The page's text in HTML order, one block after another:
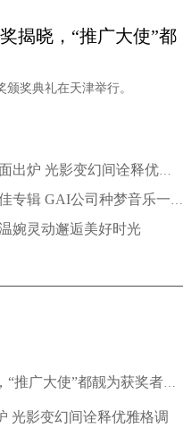
揭晓，“推广大使”都
奖典礼在天津举行。
宋轶冬日森林暖光封面出炉 光影变幻间诠释优雅格调
从年度说唱艺人到最佳专辑 GAI公司种梦音乐一口气拿下8个大奖
婉灵动邂逅美好时光
第十九届百花文学奖揭晓，“推广大使”都靓为获奖者颁奖
光影变幻间诠释优雅格调